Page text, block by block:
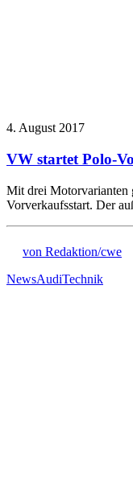
4. August 2017
VW startet Polo-
Mit drei Motorvarianten
Vorverkaufsstart. Der
von Redaktion/cwe
NewsAudiTechnik